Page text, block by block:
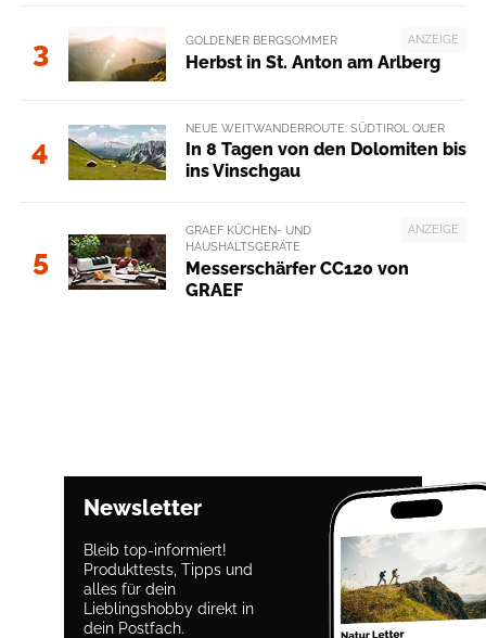
3 ANZEIGE
GOLDENER BERGSOMMER
Herbst in St. Anton am Arlberg
4
NEUE WEITWANDERROUTE: SÜDTIROL QUER
In 8 Tagen von den Dolomiten bis
ins Vinschgau
5
ANZEIGE
GRAEF KÜCHEN- UND
HAUSHALTSGERÄTE
Messerschärfer CC120 von
GRAEF
Newsletter
Bleib top-informiert!
Produkttests, Tipps und
alles für dein
Lieblingshobby direkt in
dein Postfach.